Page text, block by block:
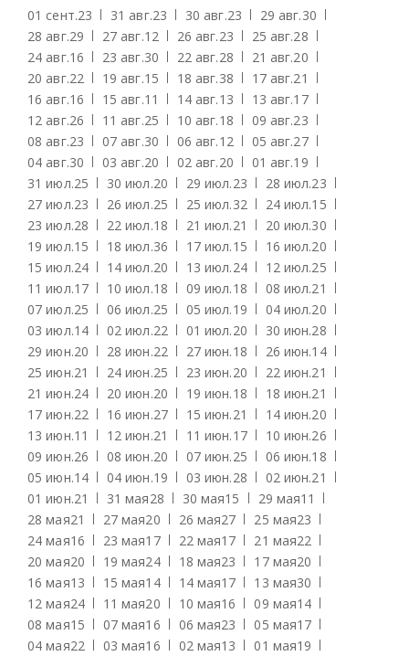
01 сент.23 31 авг.23 30 авг.23 29 авг.30
28 авг.29 27 авг.12 26 авг.23 25 авг.28
24 авг.16 23 авг.30 22 авг.28 21 авг.20
20 авг.22 19 авг.15 18 авг.38 17 авг.21
16 авг.16 15 авг.11 14 авг.13 13 авг.17
12 авг.26 11 авг.25 10 авг.18 09 авг.23
08 авг.23 07 авг.30 06 авг.12 05 авг.27
04 авг.30 03 авг.20 02 авг.20 01 авг.19
31 июл.25 30 июл.20 29 июл.23 28 июл.23
27 июл.23 26 июл.25 25 июл.32 24 июл.15
23 июл.28 22 июл.18 21 июл.21 20 июл.30
19 июл.15 18 июл.36 17 июл.15 16 июл.20
15 июл.24 14 июл.20 13 июл.24 12 июл.25
11 июл.17 10 июл.18 09 июл.18 08 июл.21
07 июл.25 06 июл.25 05 июл.19 04 июл.20
03 июл.14 02 июл.22 01 июл.20 30 июн.28
29 июн.20 28 июн.22 27 июн.18 26 июн.14
25 июн.21 24 июн.25 23 июн.20 22 июн.21
21 июн.24 20 июн.20 19 июн.18 18 июн.21
17 июн.22 16 июн.27 15 июн.21 14 июн.20
13 июн.11 12 июн.21 11 июн.17 10 июн.26
09 июн.26 08 июн.20 07 июн.25 06 июн.18
05 июн.14 04 июн.19 03 июн.28 02 июн.21
01 июн.21 31 мая28 30 мая15 29 мая11
28 мая21 27 мая20 26 мая27 25 мая23
24 мая16 23 мая17 22 мая17 21 мая22
20 мая20 19 мая24 18 мая23 17 мая20
16 мая13 15 мая14 14 мая17 13 мая30
12 мая24 11 мая20 10 мая16 09 мая14
08 мая15 07 мая16 06 мая23 05 мая17
04 мая22 03 мая16 02 мая13 01 мая19